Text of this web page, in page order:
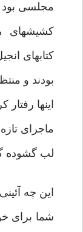
مجلسی بود
کشیشهای
کتابهای
بودند و
اینها رفتار
ماجرای
لب گشوده
این چه
شما برای